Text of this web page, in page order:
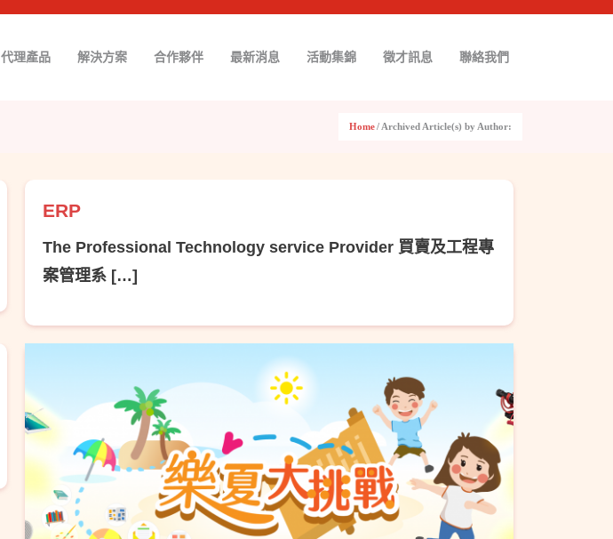
代理產品 解決方案 合作夥伴 最新消息 活動集錦 徵才訊息 聯絡我們
Home/ Archived Article(s) by Author:
ERP
The Professional Technology service Provider 買賣及工程專
案管理系 […]